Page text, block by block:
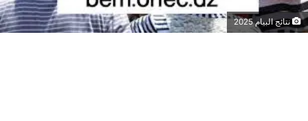
نتائج البيام 2025